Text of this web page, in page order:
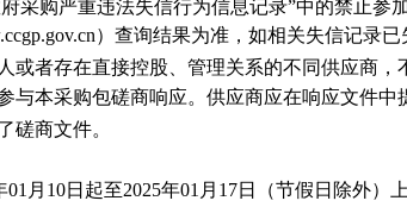
府采购严重违法失信行为信息记录”中的禁止
）查询结果为准，如相关失信记录
或者存在直接控股、管理关系的不同供应商
与本采购包磋商响应。供应商应在响应文件中
磋商文件。
01月10日起至2025年01月17日（节假日除外）